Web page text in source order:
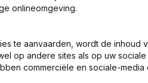
- Benoemingen
- Benoemingen
onlineomgeving.
te aanvaarden, wordt de
op andere sites als op uw
commerciële en sociale-media